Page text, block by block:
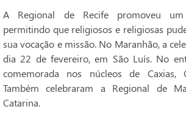
A Regional de Recife promoveu
permitindo que religiosos e religiosas
sua vocação e missão. No Maranhão, a
dia 22 de fevereiro, em São Luís. No
comemorada nos núcleos de Caxias,
Também celebraram a Regional de
Catarina.